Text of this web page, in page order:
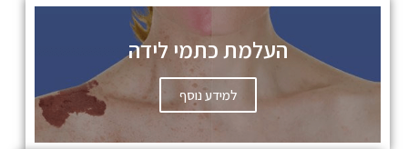
העלמת כתמי לידה
למידע נוסף